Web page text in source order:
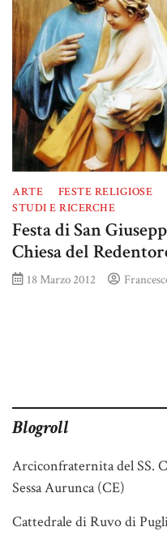
ARTE FESTE RELIGIOSE
STUDI E RICERCHE
Festa di San
Chiesa del
18 Marzo 2012
Blogroll
Arciconfraternita del SS.
Sessa Aurunca (CE)
Cattedrale di Ruvo di